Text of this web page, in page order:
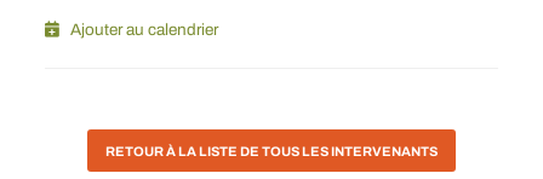
Ajouter au calendrier
RETOUR À LA LISTE DE TOUS LES INTERVENANTS